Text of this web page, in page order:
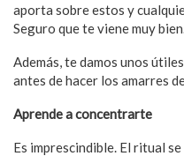
aporta sobre estos y
Seguro que te viene muy
Además, te damos unos
antes de hacer los amarres
Aprende a concentrarte
Es imprescindible. El ritual se